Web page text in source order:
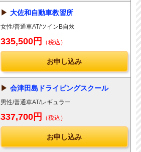
大佐和自動車教習所
女性/普通車AT/ツインB自炊
335,500円 （税込）
お申し込み
会津田島ドライビングスクール
男性/普通車AT/レギュラー
337,700円 （税込）
お申し込み